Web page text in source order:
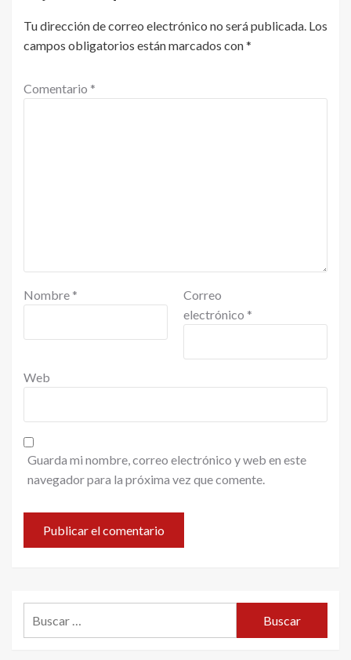
Tu dirección de correo electrónico no será publicada. Los
campos obligatorios están marcados con*
Comentario *
Nombre *
Correo
electrónico *
Web
Guarda mi nombre, correo electrónico y web en este
navegador para la próxima vez que comente.